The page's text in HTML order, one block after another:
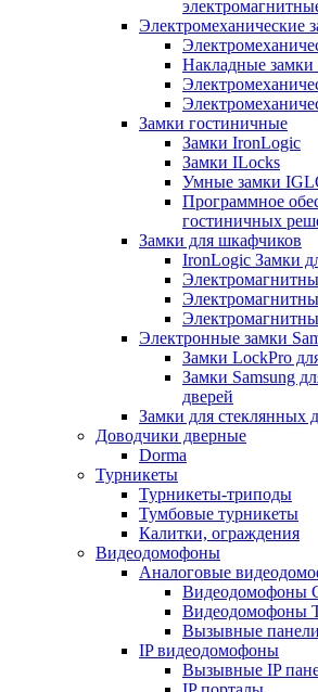
Электромеханические
Накладные замки
Замки гостиничные
Замки IronLogic
Замки ILocks
Умные замки
Программное
гостиничных
Замки для шкафчиков
IronLogic Замки
Электронные замки
Замки LockPro
Замки Samsung
дверей
Замки для стеклянных
Доводчики дверные
Dorma
Турникеты
Турникеты-триподы
Тумбовые турникеты
Калитки, ограждения
Видеодомофоны
Аналоговые
Видеодомофоны
Видеодомофоны
Вызывные
IP видеодомофоны
Вызывные IP